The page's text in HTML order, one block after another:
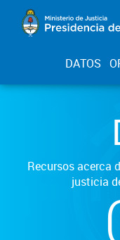
DATOS
Recursos acerca
justicia